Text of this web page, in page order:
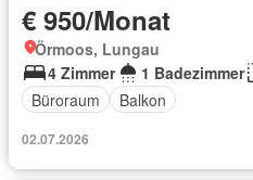
€ 950/Monat
Örmoos, Lungau
4 Zimmer
1 Badezimmer
Büroraum
Balkon
02.07.2026